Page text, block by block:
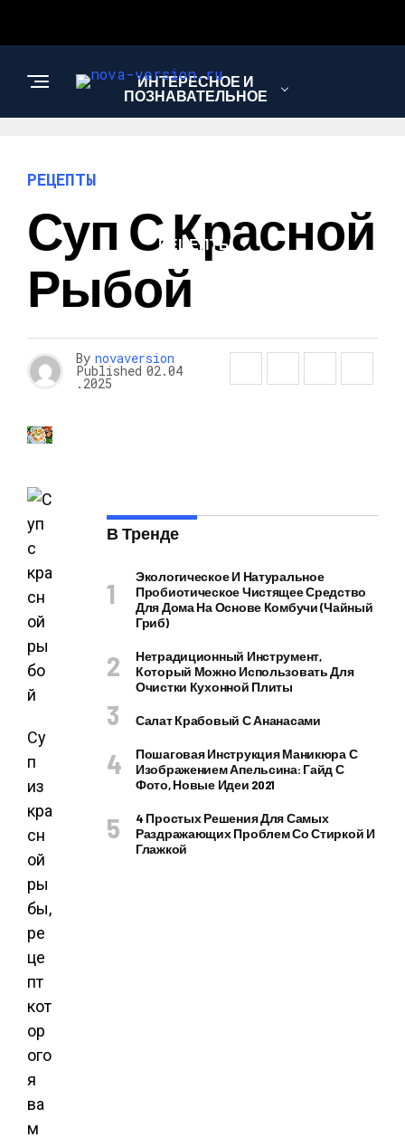
ИНТЕРЕСНОЕ И
ПОЗНАВАТЕЛЬНОЕ
РЕЦЕПТЫ
РЕЦЕПТЫ
Суп С Красной
Рыбой
By novaversion
Published 02.04
.2025
Су
п
из
кра
сн
ой
ры
бы,
ре
це
пт
кот
ор
ого
я
ва
м
В Тренде
Экологическое И Натуральное
Пробиотическое Чистящее Средство
Для Дома На Основе Комбучи (чайный
Гриб)
Нетрадиционный Инструмент,
Который Можно Использовать Для
Очистки Кухонной Плиты
Салат Крабовый С Ананасами
Пошаговая Инструкция Маникюра С
Изображением Апельсина: Гайд С
Фото, Новые Идеи 2021
4 Простых Решения Для Самых
Раздражающих Проблем Со Стиркой И
Глажкой